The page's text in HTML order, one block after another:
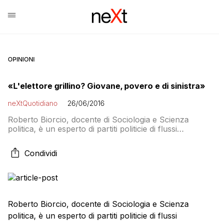
OPINIONI
«L'elettore grillino? Giovane, povero e di sinistra»
neXtQuotidiano 26/06/2016
Roberto Biorcio, docente di Sociologia e Scienza
politica, è un esperto di partiti politicie di flussi
sul Fatto Quotidiano descrive oggi la tipologia
dell’elettore grillino: Diciamo che è un corpo elettorale
anche di appartenenza. Non si vota più Grillo […]
Condividi
Roberto Biorcio, docente di Sociologia e Scienza
politica, è un esperto di partiti politicie di flussi